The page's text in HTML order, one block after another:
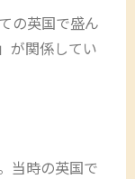
の英国で盛ん
が関係してい
当時の英国で